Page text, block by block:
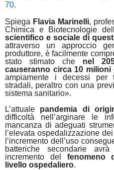
70.
Spiega Flavia Marinelli,
Chimica e Biotecnologie
scientifico e sociale di
attraverso un approccio
produttore, è facilmente
stato stimato che nel
causeranno circa 10 milioni
ampiamente i decessi per
stradali, peraltro con una
sistema sanitario».
L’attuale pandemia di
difficoltà nell’arginare le
mancanza di adeguati
l’elevata ospedalizzazione
l’incremento dell’uso
batteriche secondarie
incremento del fenomeno
livello ospedaliero.